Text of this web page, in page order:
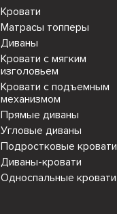
Кровати
Матрасы топперы
Диваны
Кровати с мягким
изголовьем
Кровати с подъемным
механизмом
Прямые диваны
Угловые диваны
Подростковые кровати
Диваны-кровати
Односпальные кровати